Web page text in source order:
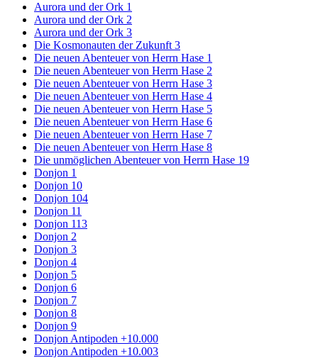
Aurora und der Ork 1
Aurora und der Ork 2
Aurora und der Ork 3
Die Kosmonauten der Zukunft 3
Die neuen Abenteuer von Herrn Hase 1
Die neuen Abenteuer von Herrn Hase 2
Die neuen Abenteuer von Herrn Hase 3
Die neuen Abenteuer von Herrn Hase 4
Die neuen Abenteuer von Herrn Hase 5
Die neuen Abenteuer von Herrn Hase 6
Die neuen Abenteuer von Herrn Hase 7
Die neuen Abenteuer von Herrn Hase 8
Die unmöglichen Abenteuer von Herrn Hase 19
Donjon 1
Donjon 10
Donjon 104
Donjon 11
Donjon 113
Donjon 2
Donjon 3
Donjon 4
Donjon 5
Donjon 6
Donjon 7
Donjon 8
Donjon 9
Donjon Antipoden +10.000
Donjon Antipoden +10.003